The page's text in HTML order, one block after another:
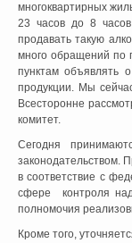
многоквартирных
23 часов до 8
продавать такую
много обращений по
пунктам объявлять
продукции. Мы
Всесторонне
комитет.
Сегодня
законодательством.
в соответствие с
сфере контроля
полномочия
Кроме того,